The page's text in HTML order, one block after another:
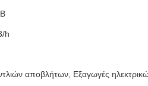
h
αποβλήτων, Εξαγωγές